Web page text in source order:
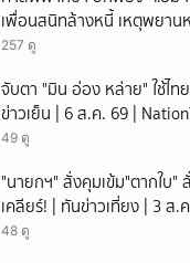
เพื่อนสนิทล้างหนี้ เหตุพยาน
257 ดู
จับตา "มิน อ่อง หล่าย" ใช้ไ
ข่าวเย็น | 6 ส.ค. 69 |
49 ดู
"นายกฯ" สั่งคุมเข้ม"ตากใบ"
เคลียร์! | ทันข่าวเที่ยง | 3 ส.
48 ดู